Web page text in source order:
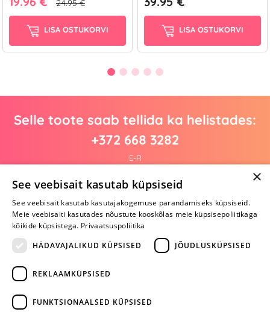
24.95 €
LISA OSTUKORVI LISA OSTUKORVI
Selle toote saab tellida ka helistades:
+372 668 3282
E-R
Arvustusi veel pole
Ole esimene!
Kirjuta arvustus ja SAA KINGITUS!
×
See veebisait kasutab küpsiseid
See veebisait kasutab kasutajakogemuse parandamiseks küpsiseid.
Meie veebisaiti kasutades nõustute kooskõlas meie küpsisepoliitikaga
kõikide küpsistega. Privaatsuspoliitika
HÄDAVAJALIKUD KÜPSISED
JÕUDLUSKÜPSISED
REKLAAMKÜPSISED
FUNKTSIONAALSED KÜPSISED